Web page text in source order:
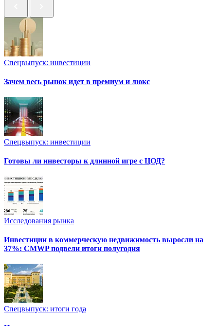
Спецвыпуск: инвестиции
Зачем весь рынок идет в премиум и люкс
Спецвыпуск: инвестиции
Готовы ли инвесторы к длинной игре с ЦОД?
Исследования рынка
Инвестиции в коммерческую недвижимость выросли на
37%: CMWP подвели итоги полугодия
Спецвыпуск: итоги года